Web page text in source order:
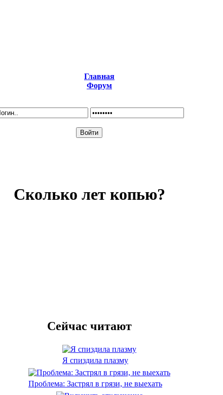
Главная
Форум
Сколько лет копью?
Сейчас читают
Я спиздила плазму
Проблема: Застрял в грязи, не выехать